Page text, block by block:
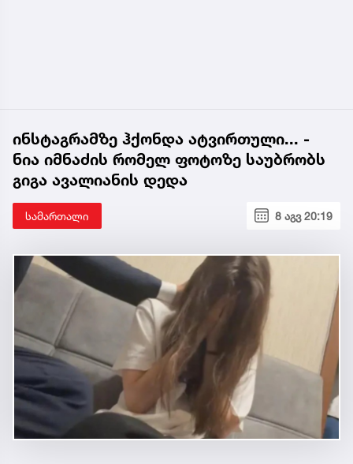
ინსტაგრამზე ჰქონდა ატვირთული... -
ნია იმნაძის რომელ ფოტოზე საუბრობს
გიგა ავალიანის დედა
სამართალი 8 აგვ 20:19